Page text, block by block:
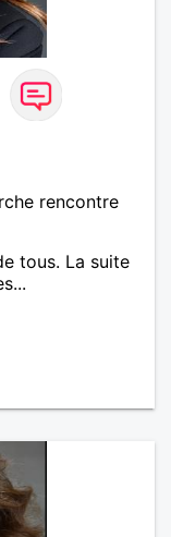
rencontre
tous. La suite